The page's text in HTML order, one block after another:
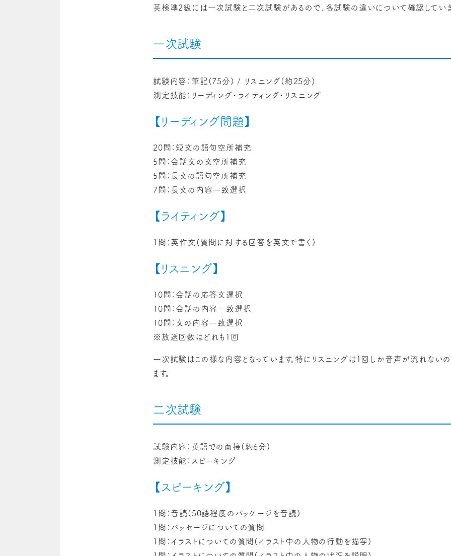
英検準2級には一次試験と二次試験があるので、各試験の違いについて確認していき
一次試験
試験内容：筆記(75分) / リスニング(約25分)
測定技能：リーディング・ライティング・リスニング
【リーディング問題】
20問：短文の語句空所補充
5問：会話文の文空所補充
5問：長文の語句空所補充
7問：長文の内容一致選択
【ライティング】
1問：英作文(質問に対する回答を英文で書く)
【リスニング】
10問：会話の応答文選択
10問：会話の内容一致選択
10問：文の内容一致選択
※放送回数はどれも1回
一次試験はこの様な内容となっています。特にリスニングは1回しか音声が流れない
ます。
二次試験
試験内容：英語での面接(約6分)
測定技能：スピーキング
【スピーキング】
1問：音読(50語程度のパッケージを音読)
1問：パッセージについての質問
1問：イラストについての質問(イラスト中の人物の行動を描写)